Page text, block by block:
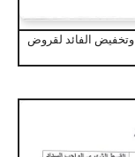
الفائد لقروض